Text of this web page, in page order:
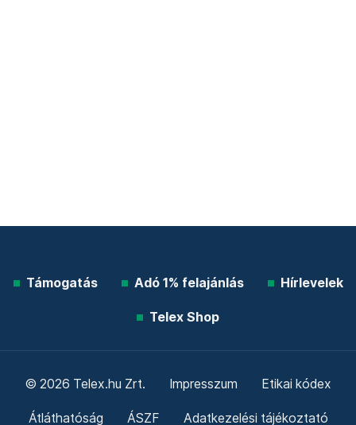
Támogatás Adó 1% felajánlás Hírlevelek
Telex Shop
© 2026 Telex.hu Zrt. Impresszum Etikai kódex
Átláthatóság ÁSZF Adatkezelési tájékoztató